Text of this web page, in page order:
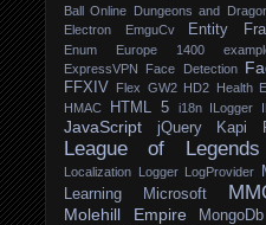
Ball Online Dungeons and
Electron
EmguCv Entity
Enum Europe 1400
ExpressVPN
Face Detection
FFXIV Flex GW2 HD2 Health
HMAC
HTML 5 i18n ILogger
JavaScript jQuery Kapi
League of Legends
Localization Logger LogProvider
Learning
Microsoft
Molehill Empire MongoDb